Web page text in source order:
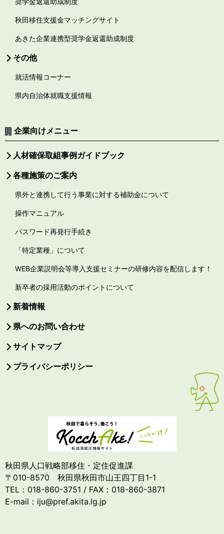
秋田移住支援金マッチングサイト
あきた企業連携型奨学金返還助成制度
その他
就活情報コーナー
県内自治体就職支援情報
企業向けメニュー
人材確保取組事例ガイドブック
各種施策のご案内
県外と連携して行う事業に対する補助金について
操作マニュアル
パスワード再発行手続き
「特定業種」について
WEB企業説明会等導入支援セミナーの研修内容を配信します！
新卒者の採用活動のポイントについて
新着情報
県へのお問い合わせ
サイトマップ
プライバシーポリシー
秋田県人口戦略部移住・定住促進課
〒010-8570 秋田県秋田市山王四丁目1-1
TEL：018-860-3751 / FAX：018-860-3871
E-mail：iju@pref.akita.lg.jp